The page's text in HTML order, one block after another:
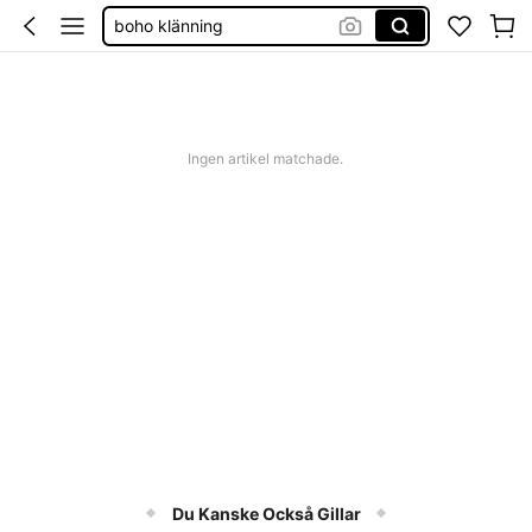
boho klänning
Ingen artikel matchade.
Du Kanske Också Gillar